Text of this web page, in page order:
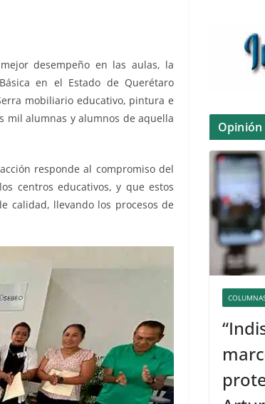
desempeño en las aulas, la
en el Estado de Querétaro
mobiliario educativo, pintura e
mil alumnas y alumnos de aquella
responde al compromiso del
centros educativos, y que estos
calidad, llevando los procesos de
Opinión